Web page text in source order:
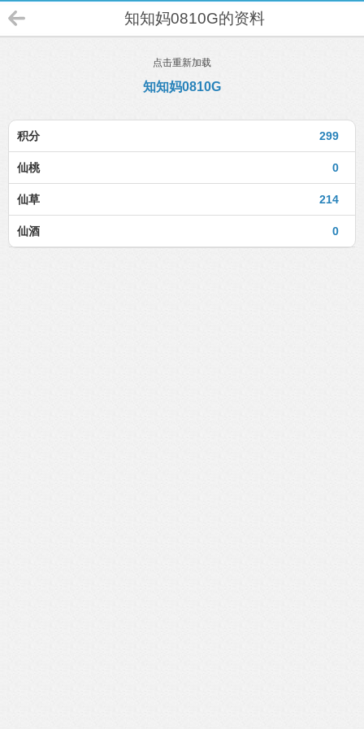
知知妈0810G的资料
点击重新加载
知知妈0810G
299
积分
0
仙桃
214
仙草
0
仙酒